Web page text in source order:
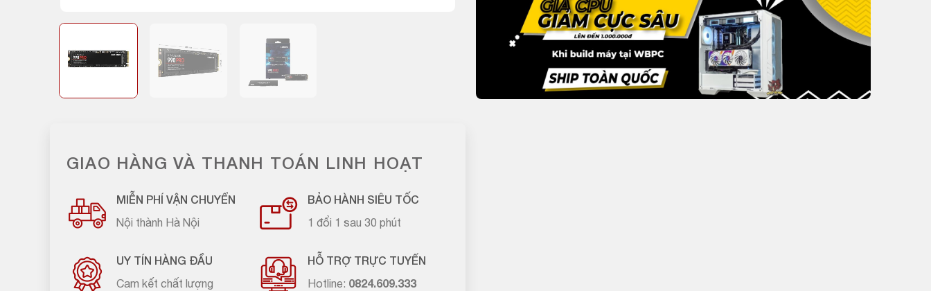
GIAO HÀNG VÀ THANH TOÁN LINH HOẠT
MIỄN PHÍ VẬN CHUYỂN
Nội thành Hà Nội
BẢO HÀNH SIÊU TỐC
1 đổi 1 sau 30 phút
UY TÍN HÀNG ĐẦU
Cam kết chất lượng
HỖ TRỢ TRỰC TUYẾN
Hotline: 0824.609.333